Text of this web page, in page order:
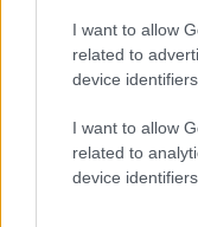
I want to allow
related to
device
I want to allow
related to
device
παραμέτρους,
προσεκτικά
Το διαδίκτυο
τεράστια
μέγεθος